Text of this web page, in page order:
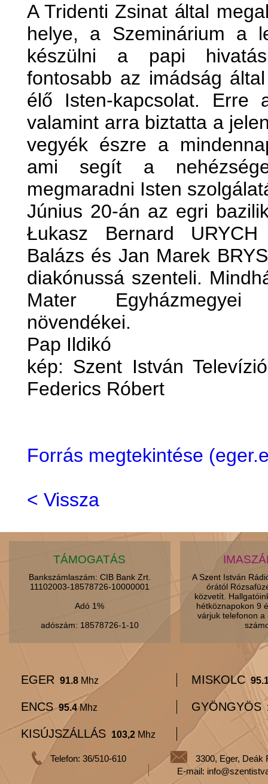
A Tridenti Zsinat által
helye, a Szeminárium a
készülni a papi
fontosabb az imádság
élő Isten-kapcsolat. Erre
valamint arra biztatta a
vegyék észre a
ami segít a
megmaradni Isten
Június 20-án az egri
Łukasz Bernard
Balázs és Jan Marek
diakónussá szenteli.
Mater Egyházmegyei
növendékei.
Pap Ildikó
kép: Szent István
Federics Róbert
Forrás megtekintése
< Vissza
TÁMOGATÁS
Bankszámlaszám: CIB Bank Zrt.
11102003-18578726-10000001
Adó 1%
adószám: 18578726-1-10
A Szent István
órától
közvetít.
hétköznapokon 9
várjuk telefonon
EGER 91.8 Mhz MISKOLC
ENCS 95.4Mhz GYÖNGYÖS
KISÚJSZÁLLÁS 103,2 Mhz
Telefon: 36/510-610
3300, Eger, Deák
E-mail: